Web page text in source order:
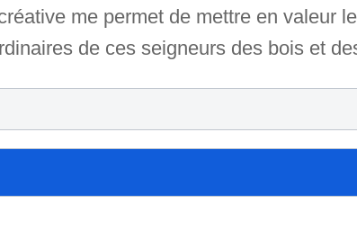
me permet de mettre en valeur
de ces seigneurs des bois et